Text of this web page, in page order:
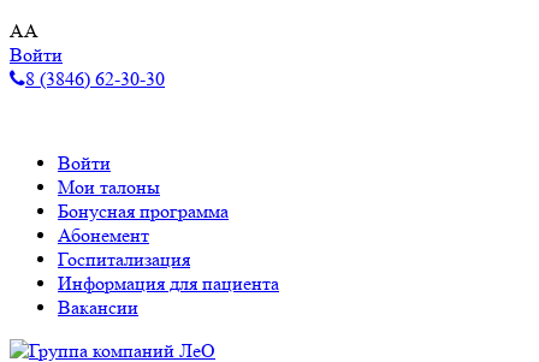
AA
Войти
8 (3846) 62-30-30
Войти
Мои талоны
Бонусная программа
Абонемент
Госпитализация
Информация для пациента
Вакансии